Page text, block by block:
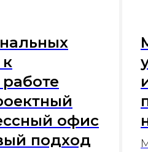
офис
подход